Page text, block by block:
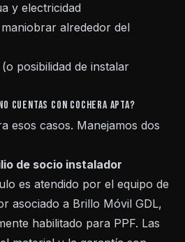
y electricidad
alrededor del
posibilidad de instalar
cuentas con cochera apta?
esos casos. Manejamos dos
de socio instalador
es atendido por el equipo de
asociado a Brillo Móvil GDL,
habilitado para PPF. Las